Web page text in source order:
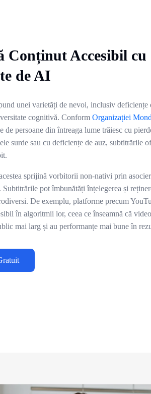
Conținut Accesibil
de AI
unei varietăți de nevoi, inclusiv deficiențe
cognitivă. Conform Organizației
de persoane din întreaga lume trăiesc cu
surde sau cu deficiențe de auz, subtitrările
sprijină vorbitorii non-nativi prin
pot îmbunătăți înțelegerea și
De exemplu, platforme precum
în algoritmii lor, ceea ce înseamnă că
mai larg și au performanțe mai bune în